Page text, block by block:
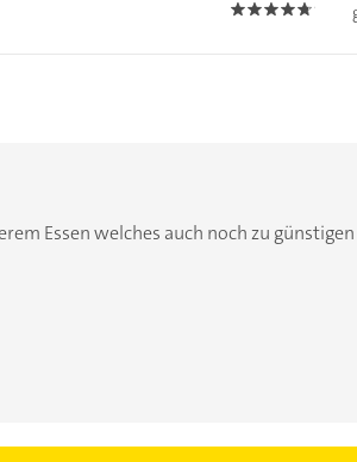
4.6
Essen welches auch noch zu